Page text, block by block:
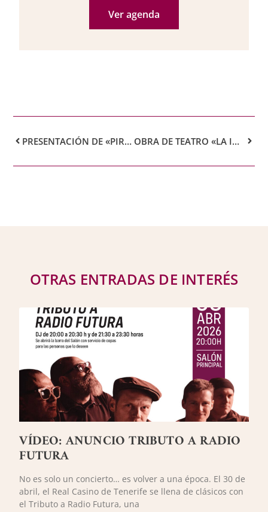
Ver agenda
PRESENTACIÓN DE «PIRÁMIDES DE AIRE» OBRA DE TEATRO «LA INCREÍBLE HISTORIA DEL SEÑOR POMPADOUR Y EL CIRCO DE LA ALEGRÍA»
OTRAS ENTRADAS DE INTERÉS
VÍDEO: ANUNCIO TRIBUTO A RADIO
FUTURA
No es solo un concierto… es volver a una época. El 30 de
abril, el Real Casino de Tenerife se llena de clásicos con
el Tributo a Radio Futura, una